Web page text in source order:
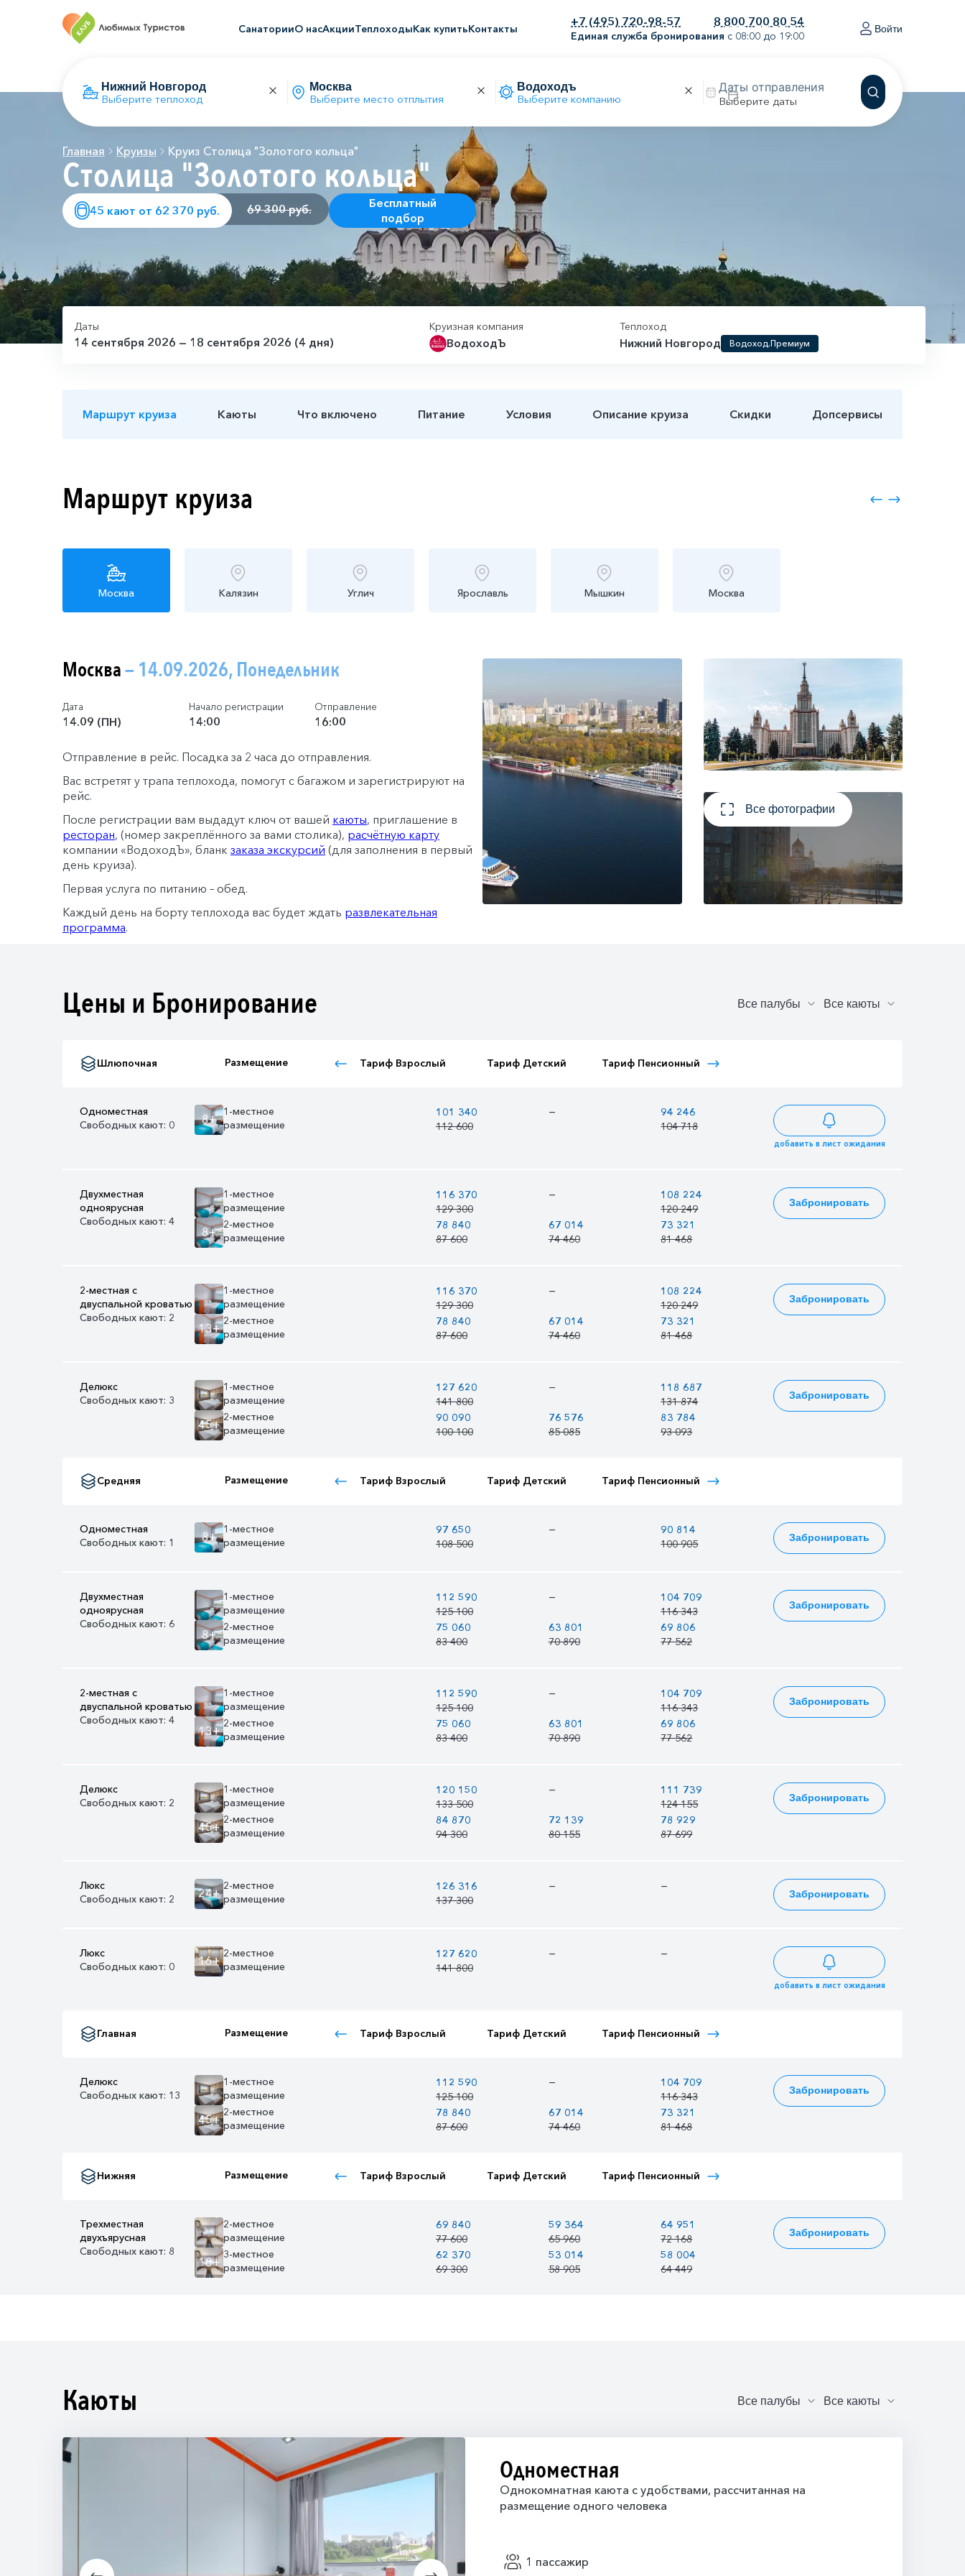
СанаторииО насАкцииТеплоходыКак купитьКонтакты
+7 (495) 720-98-57 8 800 700 80 54
Единая служба бронирования с 08:00 до 19:00
Войти
Выберите теплоход Выберите место отплытия Выберите компанию Выберите даты
Главная Круизы Круиз Столица "Золотого кольца"
Столица "Золотого кольца"
45 кают от 62 370 руб. 69 300 руб.
Бесплатный
подбор
Даты
14 сентября 2026 — 18 сентября 2026 (4 дня)
Круизная компания
ВодоходЪ
Теплоход
Нижний Новгород Водоход.Премиум
Маршрут круиза Каюты Что включено Питание Условия Описание круиза Скидки Допсервисы
Маршрут круиза
Москва Калязин Углич Ярославль Мышкин Москва
Москва— 14.09.2026, Понедельник
Дата
14.09 (ПН)
Начало регистрации
14:00
Отправление
16:00
Отправление в рейс. Посадка за 2 часа до отправления.
Вас встретят у трапа теплохода, помогут с багажом и зарегистрируют на
рейс.
После регистрации вам выдадут ключ от вашей каюты, приглашение в
ресторан, (номер закреплённого за вами столика), расчётную карту
компании «ВодоходЪ», бланк заказа экскурсий (для заполнения в первый
день круиза).
Первая услуга по питанию – обед.
Каждый день на борту теплохода вас будет ждать развлекательная
программа.
Все фотографии
Цены и Бронирование
Шлюпочная Размещение Тариф Взрослый Тариф Детский Тариф Пенсионный
Одноместная
Свободных кают: 0
8+
1-местное
размещение
101 340
112 600
—
94 246
104 718
91 206
101 340
добавить в лист ожидания
Двухместная
одноярусная
Свободных кают: 4
1-местное
размещение
116 370
129 300
—
108 224
120 249
104 733
116 370
8+
2-местное
размещение
78 840
87 600
67 014
74 460
73 321
81 468
Забронировать
2-местная с
двуспальной кроватью
Свободных кают: 2
1-местное
размещение
116 370
129 300
—
108 224
120 249
104 733
116 370
13+
2-местное
размещение
78 840
87 600
67 014
74 460
73 321
81 468
Забронировать
Делюкс
Свободных кают: 3
1-местное
размещение
127 620
141 800
—
118 687
131 874
114 858
127 620
45+
2-местное
размещение
90 090
100 100
76 576
85 085
83 784
93 093
Забронировать
Средняя Размещение Тариф Взрослый Тариф Детский Тариф Пенсионный
Одноместная
Свободных кают: 1
8+
1-местное
размещение
97 650
108 500
—
90 814
100 905
87 885
97 650Забронировать
Двухместная
одноярусная
Свободных кают: 6
1-местное
размещение
112 590
125 100
—
104 709
116 343
101 331
112 590
8+
2-местное
размещение
75 060
83 400
63 801
70 890
69 806
77 562
Забронировать
2-местная с
двуспальной кроватью
Свободных кают: 4
1-местное
размещение
112 590
125 100
—
104 709
116 343
101 331
112 590
13+
2-местное
размещение
75 060
83 400
63 801
70 890
69 806
77 562
Забронировать
Делюкс
Свободных кают: 2
1-местное
размещение
120 150
133 500
—
111 739
124 155
108 135
120 150
45+
2-местное
размещение
84 870
94 300
72 139
80 155
78 929
87 699
Забронировать
Люкс
Свободных кают: 2
24+
2-местное
размещение
126 316
137 300
— — —
Забронировать
Люкс
Свободных кают: 0
16+
2-местное
размещение
127 620
141 800
— — —
добавить в лист ожидания
Главная Размещение Тариф Взрослый Тариф Детский Тариф Пенсионный
Делюкс
Свободных кают: 13
1-местное
размещение
112 590
125 100
—
104 709
116 343
101 331
112 590
45+
2-местное
размещение
78 840
87 600
67 014
74 460
73 321
81 468
Забронировать
Нижняя Размещение Тариф Взрослый Тариф Детский Тариф Пенсионный
Трехместная
двухъярусная
Свободных кают: 8
2-местное
размещение
69 840
77 600
59 364
65 960
64 951
72 168
62 856
69 840
18+
3-местное
размещение
62 370
69 300
53 014
58 905
58 004
64 449
Забронировать
Каюты
Одноместная
Однокомнатная каюта с удобствами, рассчитанная на
размещение одного человека
1 пассажир